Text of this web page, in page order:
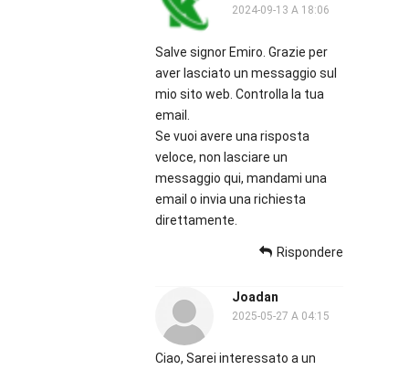
2024-09-13 A 18:06
Salve signor Emiro. Grazie per
aver lasciato un messaggio sul
mio sito web. Controlla la tua
email.
Se vuoi avere una risposta
veloce, non lasciare un
messaggio qui, mandami una
email o invia una richiesta
direttamente.
Rispondere
Joadan
2025-05-27 A 04:15
Ciao, Sarei interessato a un